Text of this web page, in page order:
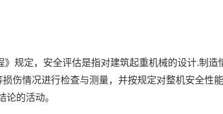
规定，安全评估是指对建筑起重机械的设计.制造
伤情况进行检查与测量，并按规定对整机安全性
论的活动。